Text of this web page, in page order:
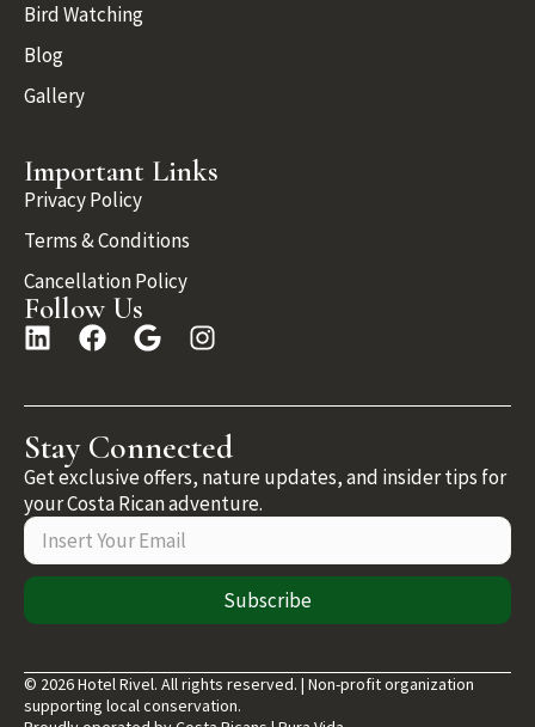
Bird Watching
Blog
Gallery
Important Links
Privacy Policy
Terms & Conditions
Cancellation Policy
Follow Us
Stay Connected
Get exclusive offers, nature updates, and insider tips for
your Costa Rican adventure.
Subscribe
© 2026 Hotel Rivel. All rights reserved. | Non-profit organization
supporting local conservation.